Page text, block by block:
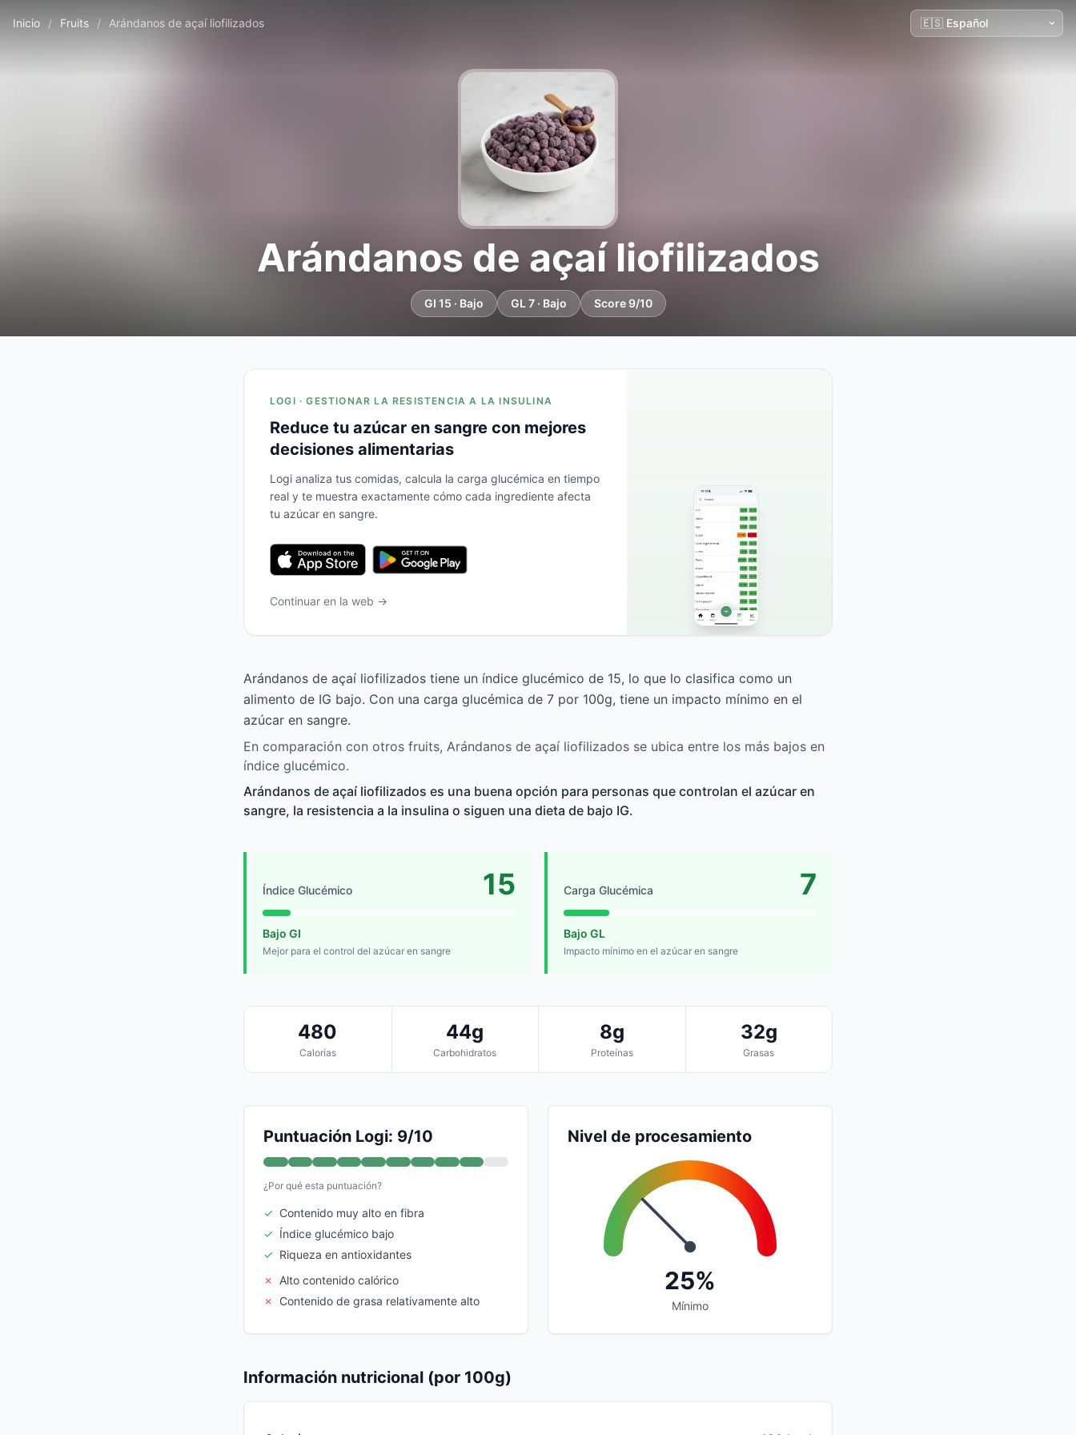
Inicio / Fruits / Arándanos de açaí liofilizados
Arándanos de açaí liofilizados
GI 15 · Bajo GL 7 · Bajo Score 9/10
LOGI · GESTIONAR LA RESISTENCIA A LA INSULINA
Reduce tu azúcar en sangre con mejores
decisiones alimentarias
Logi analiza tus comidas, calcula la carga glucémica en tiempo
real y te muestra exactamente cómo cada ingrediente afecta
tu azúcar en sangre.
Continuar en la web →
Arándanos de açaí liofilizados tiene un índice glucémico de 15, lo que lo clasifica como un
alimento de IG bajo. Con una carga glucémica de 7 por 100g, tiene un impacto mínimo en el
azúcar en sangre.
En comparación con otros fruits, Arándanos de açaí liofilizados se ubica entre los más bajos en
índice glucémico.
Arándanos de açaí liofilizados es una buena opción para personas que controlan el azúcar en
sangre, la resistencia a la insulina o siguen una dieta de bajo IG.
Índice Glucémico 15
Bajo GI
Mejor para el control del azúcar en sangre
Carga Glucémica 7
Bajo GL
Impacto mínimo en el azúcar en sangre
480
Calorías
44g
Carbohidratos
8g
Proteínas
32g
Grasas
Puntuación Logi: 9/10
¿Por qué esta puntuación?
✓ Contenido muy alto en fibra
✓ Índice glucémico bajo
✓ Riqueza en antioxidantes
✗
Alto contenido calórico
✗
Contenido de grasa relativamente alto
Nivel de procesamiento
25%
Mínimo
Información nutricional (por 100g)